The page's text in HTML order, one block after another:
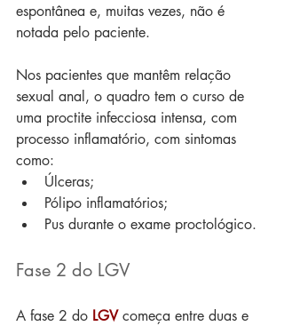
espontânea e, muitas vezes, não é
notada pelo paciente.
Nos pacientes que mantêm relação
sexual anal, o quadro tem o curso de
uma proctite infecciosa intensa, com
processo inflamatório, com sintomas
como:
Úlceras;
Pólipo inflamatórios;
Pus durante o exame proctológico.
Fase 2 do LGV
A fase 2 do LGV começa entre duas e